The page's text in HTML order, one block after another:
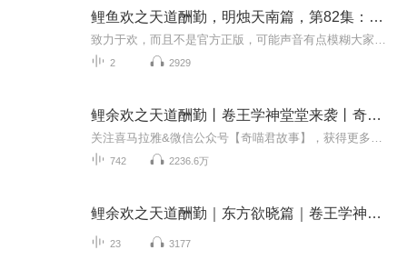
鲤鱼欢之天道酬勤，明烛天南篇，第82集：兔小凡的过
2 2929
鲤余欢之天道酬勤丨卷王学神堂堂来袭丨奇喵宇宙
742 2236.6万
鲤余欢之天道酬勤｜东方欲晓篇｜卷王学神堂堂来袭
23 3177